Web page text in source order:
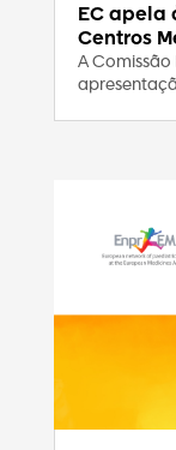
EC apela
Centros
A